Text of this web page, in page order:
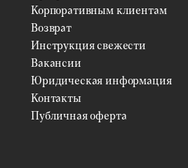
Корпоративным клиентам
Возврат
Инструкция свежести
Вакансии
Юридическая информация
Контакты
Публичная оферта